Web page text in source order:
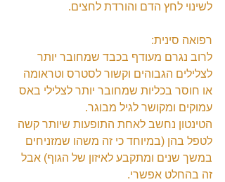
לשינוי לחץ הדם והורדת לחצים.
רפואה סינית:
לרוב נגרם מעודף בכבד שמחובר יותר
לצלילים הגבוהים וקשור לסטרס וטראומה
או חוסר בכליות שמחובר יותר לצלילי באס
עמוקים ומקושר לגיל מבוגר.
הטינטון נחשב לאחת התופעות שיותר קשה
לטפל בהן (במיוחד כי זה משהו שמזניחים
במשך שנים ומתקבע לאיזון של הגוף) אבל
זה בהחלט אפשרי.